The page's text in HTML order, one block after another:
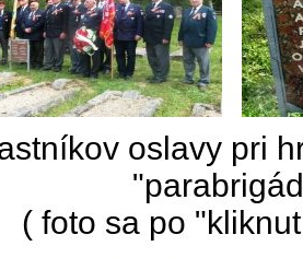
oslavy pri
( foto sa po